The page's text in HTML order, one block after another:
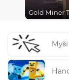
Gold Miner